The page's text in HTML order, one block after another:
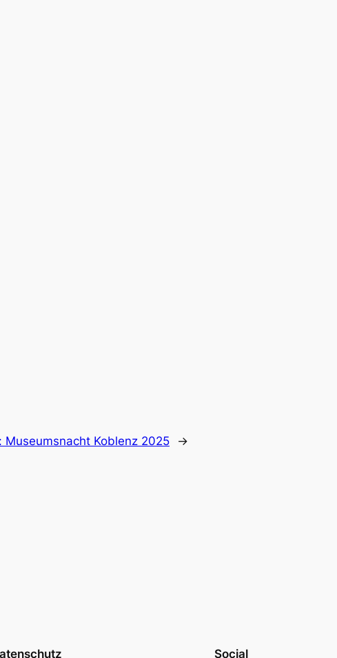
Museumsnacht Koblenz 2025 →
Social